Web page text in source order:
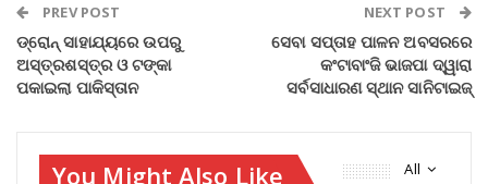
PREV POST
ଡ୍ରୋନ୍‌ ସାହାଯ୍ୟରେ ଉପରୁ
ଅସ୍ତ୍ରଶସ୍ତ୍ର ଓ ଟଙ୍କା
ପକାଇଲା ପାକିସ୍ତାନ
NEXT POST
ସେବା ସପ୍ତାହ ପାଳନ ଅବସରରେ
କଂଟାବାଂଜି ଭାଜପା ଦ୍ୱାରା
ସର୍ବସାଧାରଣ ସ୍ଥାନ ସାନିଟାଇଜ୍‌
All
You Might Also Like